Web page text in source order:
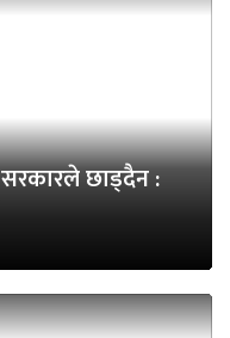
छाड्दैन :